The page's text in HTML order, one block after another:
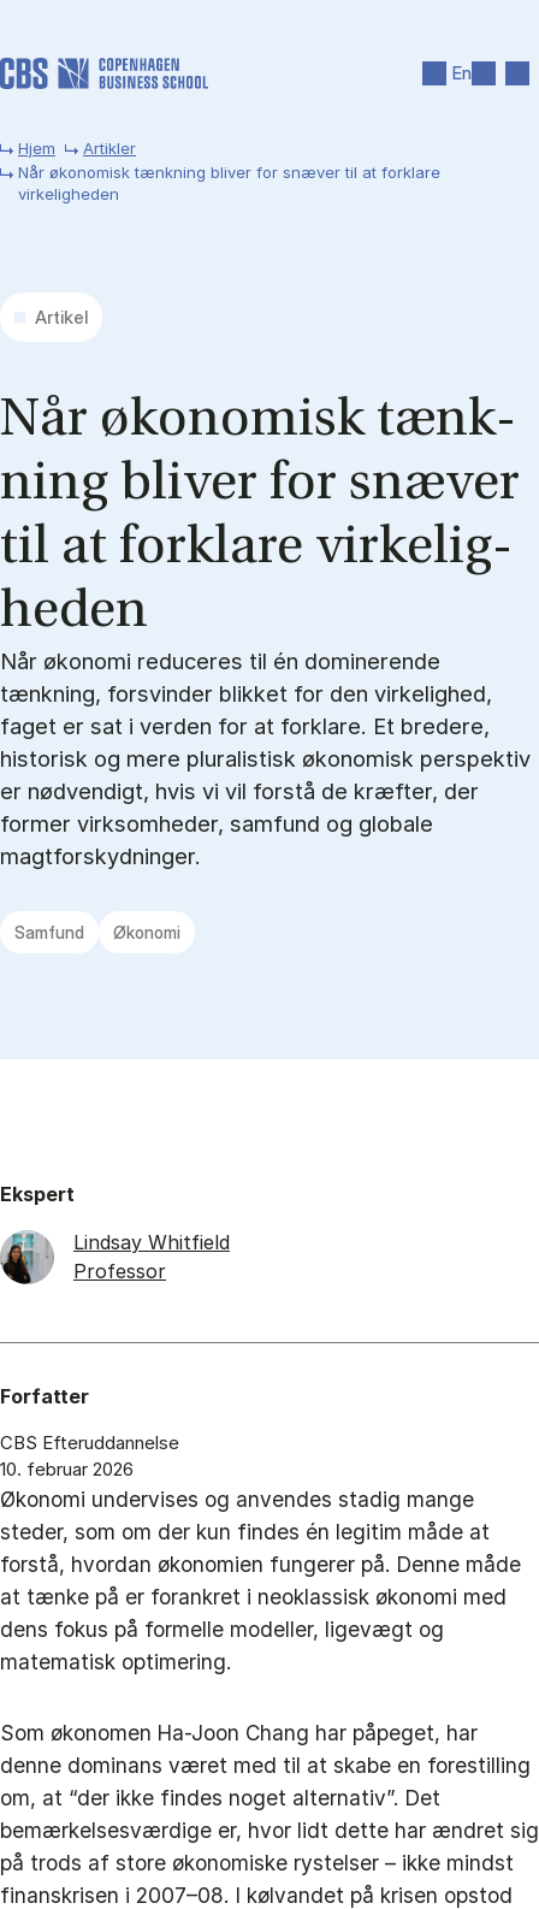
En
Hjem
Artikler
Når økonomisk tænkning bliver for snæver til at forklare
virkeligheden
Artikel
Når øko­no­misk tænk­
ning bli­ver for snæ­ver
til at for­kla­re vir­ke­lig­
he­den
Når økonomi reduceres til én dominerende
tænkning, forsvinder blikket for den virkelighed,
faget er sat i verden for at forklare. Et bredere,
historisk og mere pluralistisk økonomisk perspektiv
er nødvendigt, hvis vi vil forstå de kræfter, der
former virksomheder, samfund og globale
magtforskydninger.
Samfund Økonomi
Ekspert
Lindsay Whitfield
Professor
Forfatter
CBS Efteruddannelse
10. februar 2026
Økonomi undervises og anvendes stadig mange
steder, som om der kun findes én legitim måde at
forstå, hvordan økonomien fungerer på. Denne måde
at tænke på er forankret i neoklassisk økonomi med
dens fokus på formelle modeller, ligevægt og
matematisk optimering.
Som økonomen Ha-Joon Chang har påpeget, har
denne dominans været med til at skabe en forestilling
om, at “der ikke findes noget alternativ”. Det
bemærkelsesværdige er, hvor lidt dette har ændret sig
på trods af store økonomiske rystelser – ikke mindst
finanskrisen i 2007–08. I kølvandet på krisen opstod